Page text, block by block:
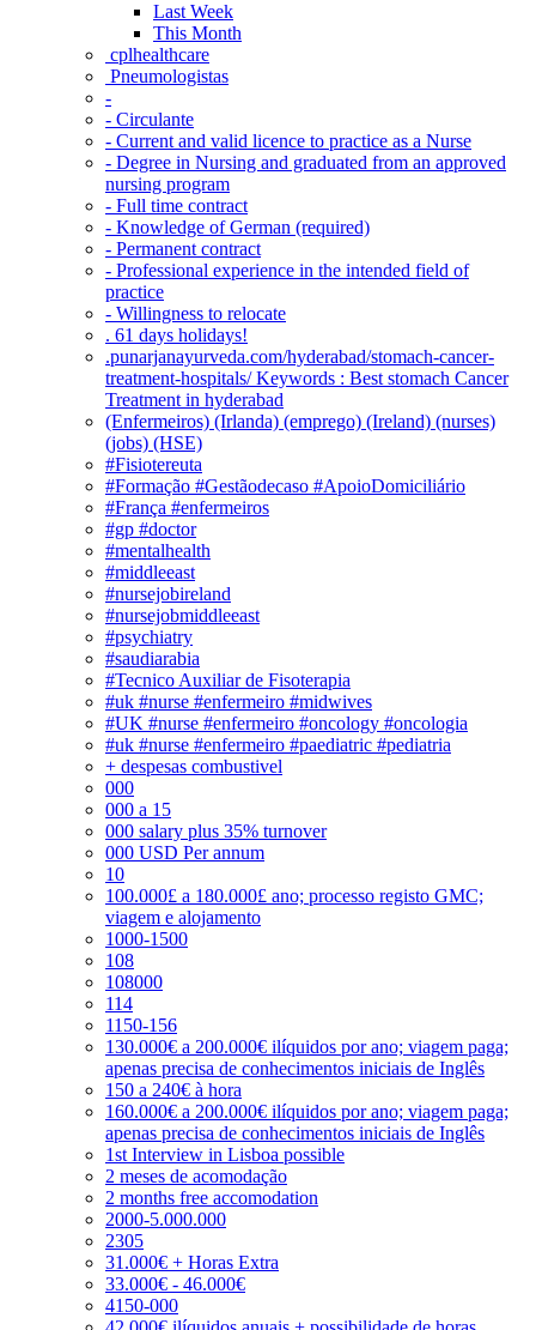
Last Week
This Month
‎ cplhealthcare‬
Pneumologistas
-
- Circulante
- Current and valid licence to practice as a Nurse
- Degree in Nursing and graduated from an approved
nursing program
- Full time contract
- Knowledge of German (required)
- Permanent contract
- Professional experience in the intended field of
practice
- Willingness to relocate
. 61 days holidays!
.punarjanayurveda.com/hyderabad/stomach-cancer-
treatment-hospitals/ Keywords : Best stomach Cancer
Treatment in hyderabad
(Enfermeiros) (Irlanda) (emprego) (Ireland) (nurses)
(jobs) (HSE)
#Fisiotereuta
#Formação #Gestãodecaso #ApoioDomiciliário
#França #enfermeiros
#gp #doctor
#mentalhealth
#middleeast
#nursejobireland
#nursejobmiddleeast
#psychiatry
#saudiarabia
#Tecnico Auxiliar de Fisoterapia
#uk #nurse #enfermeiro #midwives
#UK #nurse #enfermeiro #oncology #oncologia
#uk #nurse #enfermeiro #paediatric #pediatria
+ despesas combustivel
000
000 a 15
000 salary plus 35% turnover
000 USD Per annum
10
100.000£ a 180.000£ ano; processo registo GMC;
viagem e alojamento
1000-1500
108
108000
114
1150-156
130.000€ a 200.000€ ilíquidos por ano; viagem paga;
apenas precisa de conhecimentos iniciais de Inglês
150 a 240€ à hora
160.000€ a 200.000€ ilíquidos por ano; viagem paga;
apenas precisa de conhecimentos iniciais de Inglês
1st Interview in Lisboa possible
2 meses de acomodação
2 months free accomodation
2000-5.000.000
2305
31.000€ + Horas Extra
33.000€ - 46.000€
4150-000